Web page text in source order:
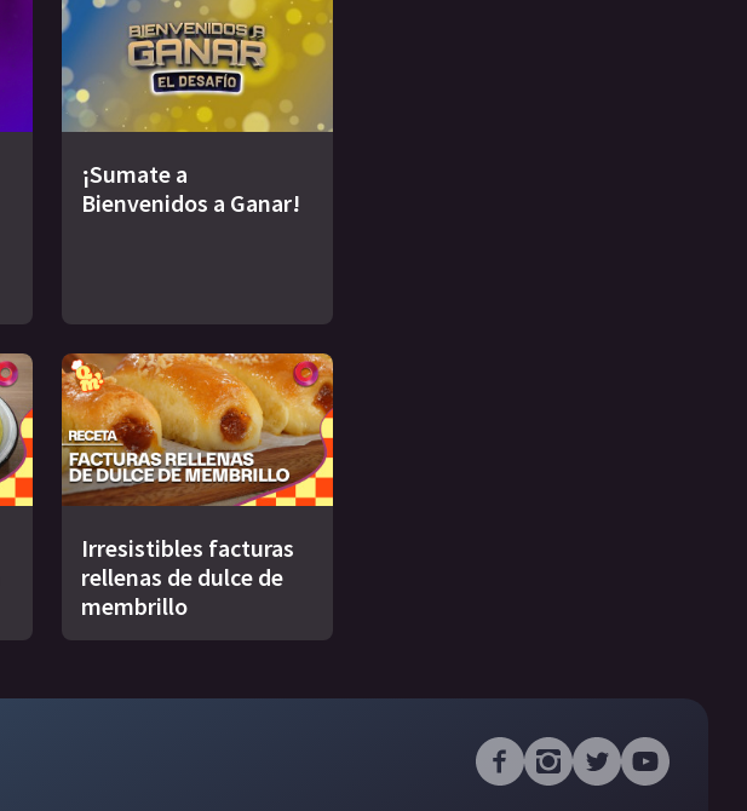
¡Sumate a
Bienvenidos a Ganar!
Irresistibles facturas
rellenas de dulce de
membrillo